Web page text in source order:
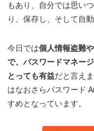
もあり、自分では思い
り、保存し、そして自
今日では個人情報盗難
で、パスワードマネー
とっても有益だと言え
はなおさらパスワード
すめとなっています。